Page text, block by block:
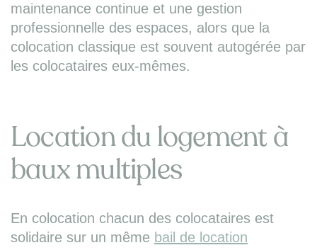
maintenance continue et une gestion
professionnelle des espaces, alors que la
colocation classique est souvent autogérée par
les colocataires eux-mêmes.
Location du logement à
baux multiples
En colocation chacun des colocataires est
solidaire sur un même bail de location